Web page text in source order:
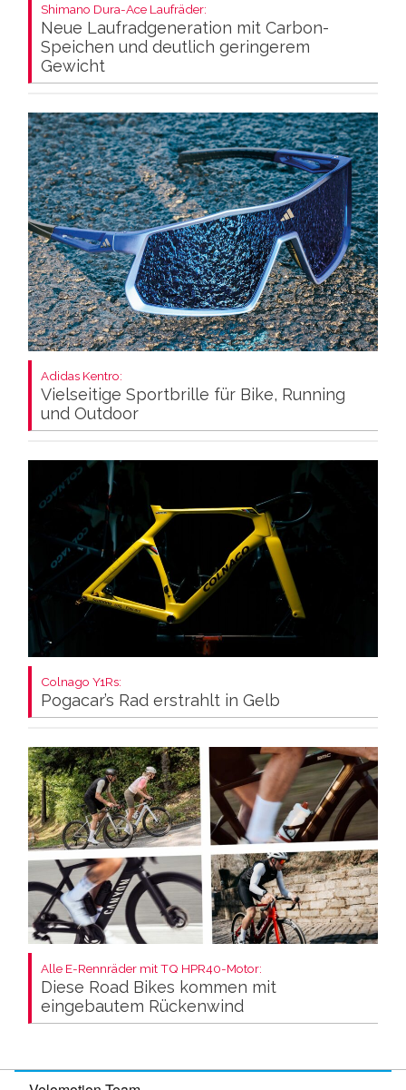
Shimano Dura-Ace Laufräder:
Neue Laufradgeneration mit Carbon-
Speichen und deutlich geringerem
Gewicht
Adidas Kentro:
Vielseitige Sportbrille für Bike, Running
und Outdoor
Colnago Y1Rs:
Pogacar’s Rad erstrahlt in Gelb
Alle E-Rennräder mit TQ HPR40-Motor:
Diese Road Bikes kommen mit
eingebautem Rückenwind